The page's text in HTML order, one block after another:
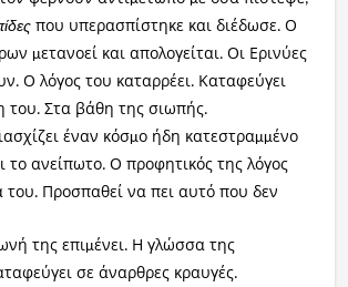
που υπερασπίστηκε και διέδωσε. Ο
μετανοεί και απολογείται. Οι Ερινύες
. Ο λόγος του καταρρέει. Καταφεύγει
του. Στα βάθη της σιωπής.
έναν κόσμο ήδη κατεστραμμένο
το ανείπωτο. Ο προφητικός της λόγος
του. Προσπαθεί να πει αυτό που δεν
της επιμένει. Η γλώσσα της
σε άναρθρες κραυγές.